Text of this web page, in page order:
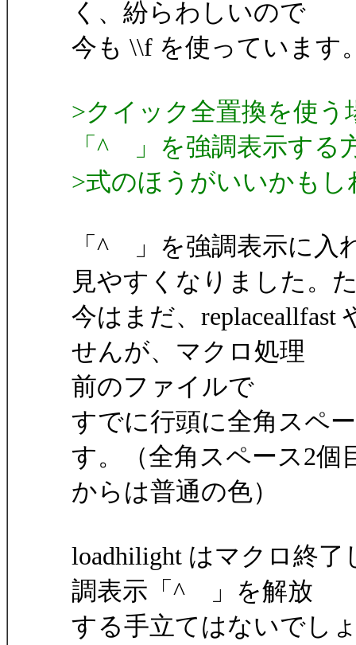
く、紛らわしいので
今も \\f を使っています
>クイック全置換を使
「^ 」を強調表示する
>式のほうがいいかも
「^ 」を強調表示に入
見やすくなりました。
今はまだ、
せんが、マクロ処理
前のファイルで
すでに行頭に全角スペ
す。（全角スペース2個
からは普通の色）
loadhilight はマクロ終
調表示「^ 」を解放
する手立てはないでし